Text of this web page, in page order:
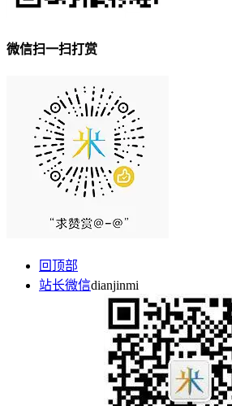
微信扫一扫打赏
回顶部
站长微信dianjinmi